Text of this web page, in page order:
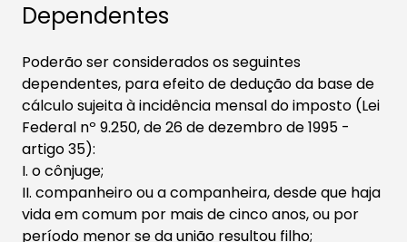
Dependentes
Poderão ser considerados os seguintes
dependentes, para efeito de dedução da base de
cálculo sujeita à incidência mensal do imposto (Lei
Federal nº 9.250, de 26 de dezembro de 1995 -
artigo 35):
I. o cônjuge;
II. companheiro ou a companheira, desde que haja
vida em comum por mais de cinco anos, ou por
período menor se da união resultou filho;